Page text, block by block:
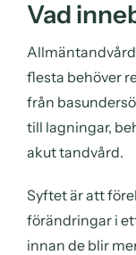
Vad
flesta behöver
från
till lagningar,
akut tandvård.
Syftet är att
förändringar i
innan de blir